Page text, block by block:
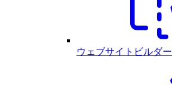
ウェブサイトビルダー